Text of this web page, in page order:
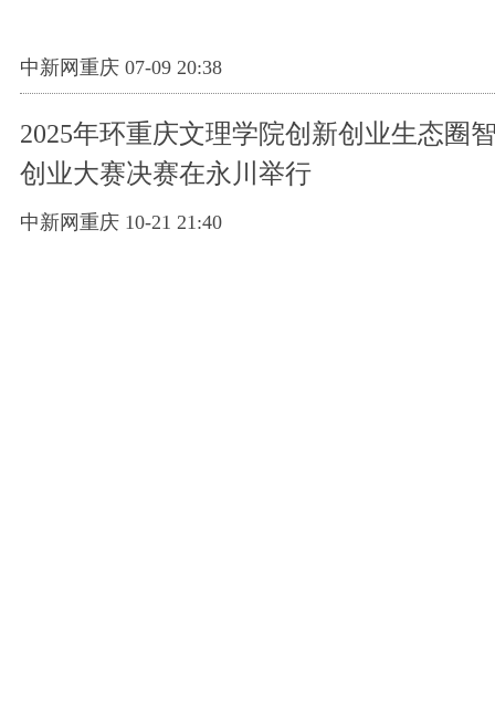
中新网重庆 07-09 20:38
2025年环重庆文理学院创新创业生态圈
创业大赛决赛在永川举行
中新网重庆 10-21 21:40